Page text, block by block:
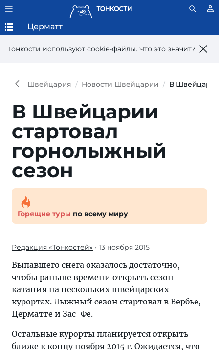
Тонкости используют сookie-файлы. Что это значит?
Церматт
Швейцария Новости Швейцарии В
В Швейцарии
стартовал
горнолыжный
сезон
Горящие туры по всему миру
Редакция «Тонкостей» • 13 ноября 2015
Выпавшего снега оказалось достаточно,
чтобы раньше времени открыть сезон
катания на нескольких швейцарских
курортах. Лыжный сезон стартовал в Вербье,
Церматте и Зас-Фе.
Остальные курорты планируется открыть
ближе к концу ноября 2015 г. Ожидается, что